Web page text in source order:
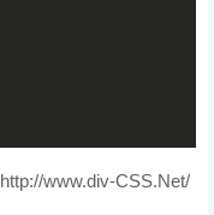
www.div-CSS.Net/